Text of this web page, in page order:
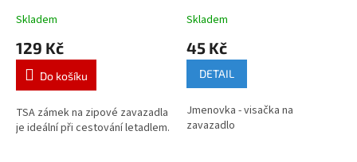
Skladem
129 Kč
Do košíku
TSA zámek na zipové zavazadla
je ideální při cestování letadlem.
Skladem
45 Kč
DETAIL
Jmenovka - visačka na
zavazadlo